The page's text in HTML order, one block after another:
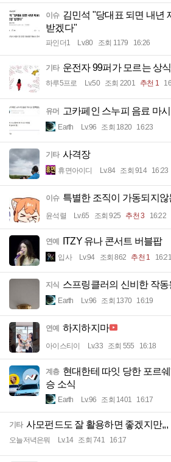
이슈 김민석 "당대표 되면 내년
받겠다"
파인더1 Lv.80 조회 1179 16:26
기타 운전자 99퍼가 모르는 상식
하루5프로 Lv.50 조회 2201 추천 1
유머 고카페인 스누피 음료 마
Earth Lv.96 조회 1820 16:23
기타 사격장
휴면아이디 Lv.84 조회 914 16:23
이슈 특별한 조직이 가동되지않
윤석렬 Lv.65 조회 925 추천 3 16:22
연예 ITZY 유나 콘서트 버블팝
입사 Lv.94 조회 862 추천 1 16:21
지식 스프링클러의 신비한 작동
Earth Lv.96 조회 1370 16:19
연예 하지하지마
아이스티이 Lv.33 조회 555 16:18
계층 현대한테 따잇 당한 포르
승 소식
Earth Lv.96 조회 1401 16:17
기타 사모펀드도 잘 활용하면 좋겠지만,,,
오늘저녁은뭐 Lv.14 조회 741 16:17